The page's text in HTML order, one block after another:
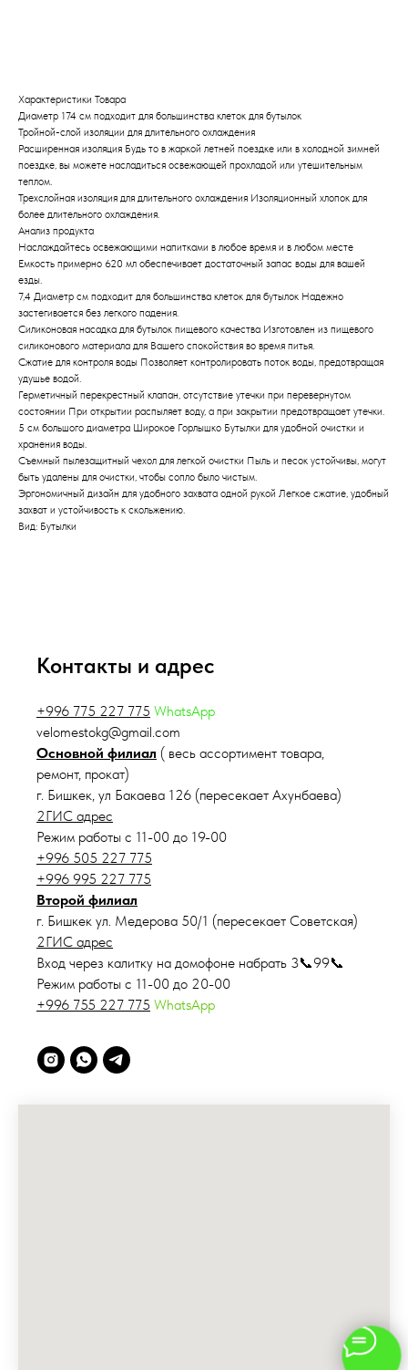
Характеристики Товара
Диаметр 174 см подходит для большинства клеток для бутылок
Тройной-слой изоляции для длительного охлаждения
Расширенная изоляция Будь то в жаркой летней поездке или в холодной зимней
поездке, вы можете насладиться освежающей прохладой или утешительным
теплом.
Трехслойная изоляция для длительного охлаждения Изоляционный хлопок для
более длительного охлаждения.
Анализ продукта
Наслаждайтесь освежающими напитками в любое время и в любом месте
Емкость примерно 620 мл обеспечивает достаточный запас воды для вашей
езды.
7,4 Диаметр см подходит для большинства клеток для бутылок Надежно
застегивается без легкого падения.
Силиконовая насадка для бутылок пищевого качества Изготовлен из пищевого
силиконового материала для Вашего спокойствия во время питья.
Сжатие для контроля воды Позволяет контролировать поток воды, предотвращая
удушье водой.
Герметичный перекрестный клапан, отсутствие утечки при перевернутом
состоянии При открытии распыляет воду, а при закрытии предотвращает утечки.
5 см большого диаметра Широкое Горлышко Бутылки для удобной очистки и
хранения воды.
Съемный пылезащитный чехол для легкой очистки Пыль и песок устойчивы, могут
быть удалены для очистки, чтобы сопло было чистым.
Эргономичный дизайн для удобного захвата одной рукой Легкое сжатие, удобный
захват и устойчивость к скольжению.
Вид: Бутылки
Контакты и адрес
+996 775 227 775 WhatsApp
velomestokg@gmail.com
Основной филиал ( весь ассортимент товара,
ремонт, прокат)
г. Бишкек, ул Бакаева 126 (пересекает Ахунбаева)
2ГИС адрес
Режим работы с 11-00 до 19-00
+996 505 227 775
+996 995 227 775
Второй филиал
г. Бишкек ул. Медерова 50/1 (пересекает Советская)
2ГИС адрес
Вход через калитку на домофоне набрать 3📞99📞
Режим работы с 11-00 до 20-00
+996 755 227 775 WhatsApp